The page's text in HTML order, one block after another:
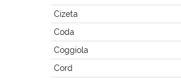
Cizeta
Coda
Coggiola
Cord